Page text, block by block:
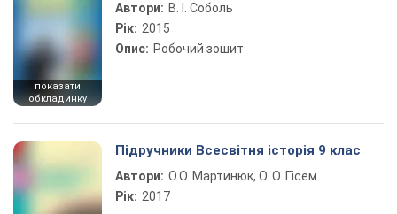
показати
обкладинку
Автори: В. І. Соболь
Рік: 2015
Опис: Робочий зошит
Підручники Всесвітня історія 9 клас
Автори: О.О. Мартинюк, О. О. Гісем
Рік: 2017